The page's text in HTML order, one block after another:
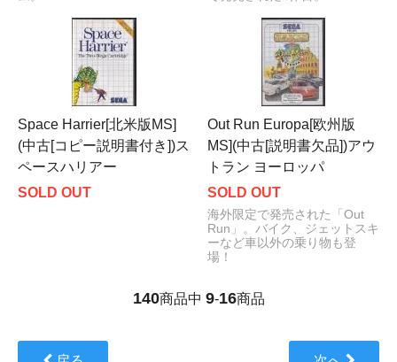
Space Harrier[北米版MS]
(中古[コピー説明書付き])ス
ペースハリアー
SOLD OUT
Out Run Europa[欧州版
MS](中古[説明書欠品])アウ
トラン ヨーロッパ
SOLD OUT
海外限定で発売された「Out
Run」。バイク、ジェットスキ
ーなど車以外の乗り物も登
場！
140商品中 9-16商品